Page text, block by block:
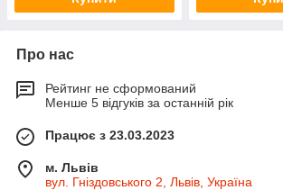
Про нас
Рейтинг не сформований
Менше 5 відгуків за останній рік
Працює з 23.03.2023
м. Львів
вул. Гніздовського 2, Львів, Україна